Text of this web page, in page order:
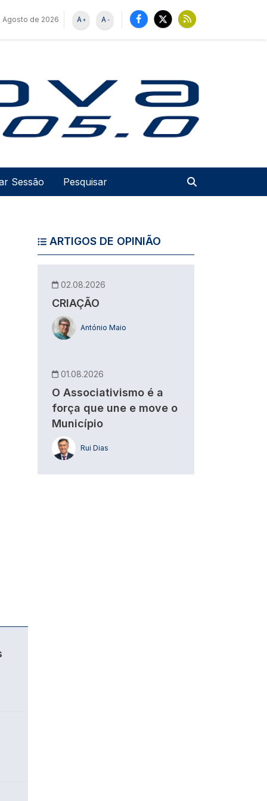
Agosto de 2026 -
A
+
A
de utilizador
Sessão
ARTIGOS DE OPINIÃO
02.08.2026
CRIAÇÃO
António Maio
01.08.2026
O Associativismo é a
força que une e move o
Município
Rui Dias